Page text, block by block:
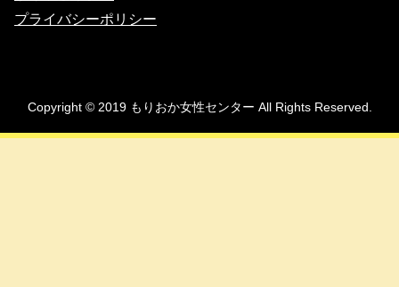
プライバシーポリシー
Copyright © 2019 もりおか女性センター All Rights Reserved.